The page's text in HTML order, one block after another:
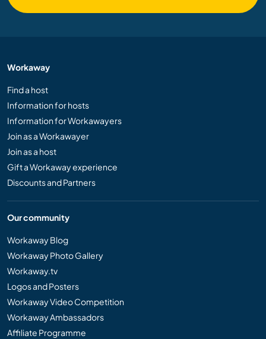
Workaway
Find a host
Information for hosts
Information for Workawayers
Join as a Workawayer
Join as a host
Gift a Workaway experience
Discounts and Partners
Our community
Workaway Blog
Workaway Photo Gallery
Workaway.tv
Logos and Posters
Workaway Video Competition
Workaway Ambassadors
Affiliate Programme